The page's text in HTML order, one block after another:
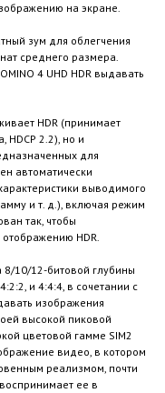
на экране.
зум для облегчения
среднего размера.
4 UHD HDR выдавать
HDR (принимает
HDCP 2.2), но и
для
автоматически
выводимого
и т. д.), включая режим
так, чтобы
HDR.
8/10/12-битовой глубины
и 4:4:4, в сочетании с
изображения
высокой пиковой
цветовой гамме SIM2
видео, в котором
реализмом, почти
ее в